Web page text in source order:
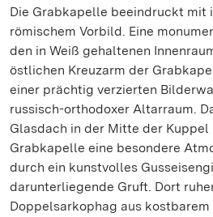
Die Grabkapelle beeindruckt mit
römischem Vorbild. Eine
den in Weiß gehaltenen
östlichen Kreuzarm der
einer prächtig verzierten
russisch-orthodoxer Altarraum.
Glasdach in der Mitte der
Grabkapelle eine besondere
durch ein kunstvolles
darunterliegende Gruft. Dort
Doppelsarkophag aus